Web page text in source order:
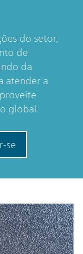
do setor,
de
da
atender a
global.
se